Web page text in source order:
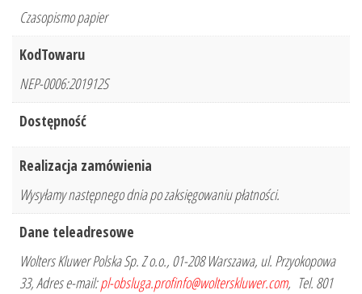
Czasopismo papier
KodTowaru
NEP-0006:201912S
Dostępność
Realizacja zamówienia
Wysyłamy następnego dnia po zaksięgowaniu płatności.
Dane teleadresowe
Wolters Kluwer Polska Sp. Z o.o., 01-208 Warszawa, ul. Przyokopowa
33, Adres e-mail:pl-obsluga.profinfo@wolterskluwer.com, Tel. 801